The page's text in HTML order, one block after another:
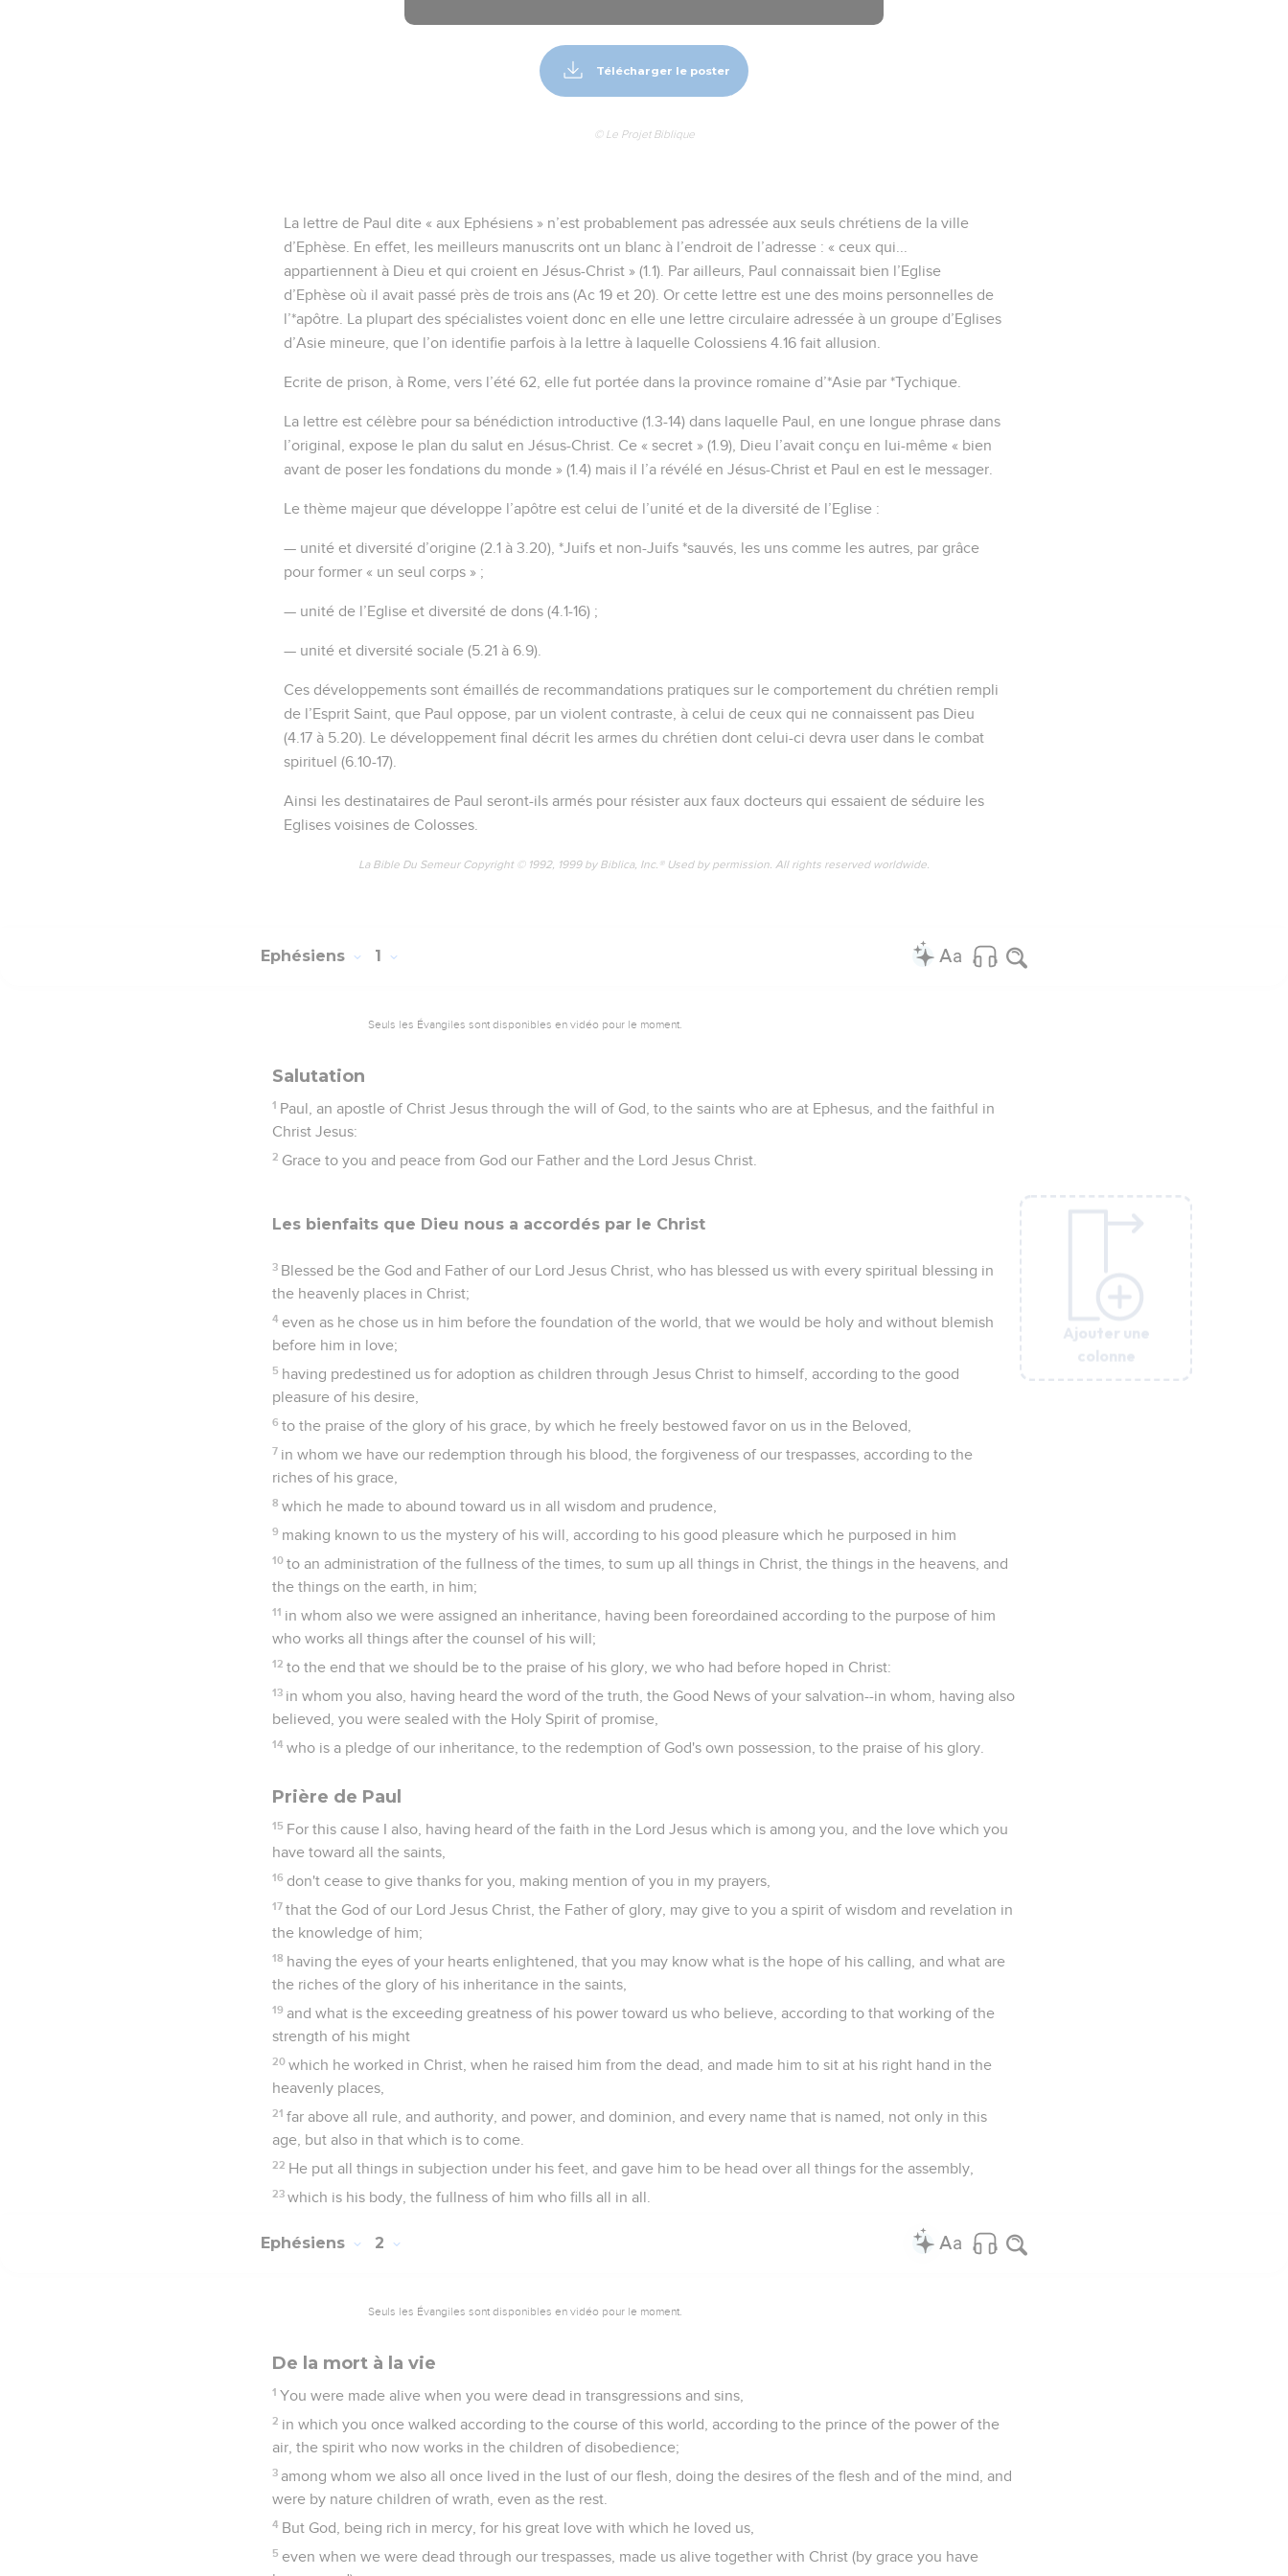
Ajouter une
colonne
Télécharger le poster
© Le Projet Biblique
La lettre de Paul dite « aux Ephésiens » n’est probablement pas adressée aux seuls chrétiens de la ville
d’Ephèse. En effet, les meilleurs manuscrits ont un blanc à l’endroit de l’adresse : « ceux qui...
appartiennent à Dieu et qui croient en Jésus-Christ » (1.1). Par ailleurs, Paul connaissait bien l’Eglise
d’Ephèse où il avait passé près de trois ans (Ac 19 et 20). Or cette lettre est une des moins personnelles de
l’*apôtre. La plupart des spécialistes voient donc en elle une lettre circulaire adressée à un groupe d’Eglises
d’Asie mineure, que l’on identifie parfois à la lettre à laquelle Colossiens 4.16 fait allusion.
Ecrite de prison, à Rome, vers l’été 62, elle fut portée dans la province romaine d’*Asie par *Tychique.
La lettre est célèbre pour sa bénédiction introductive (1.3-14) dans laquelle Paul, en une longue phrase dans
l’original, expose le plan du salut en Jésus-Christ. Ce « secret » (1.9), Dieu l’avait conçu en lui-même « bien
avant de poser les fondations du monde » (1.4) mais il l’a révélé en Jésus-Christ et Paul en est le messager.
Le thème majeur que développe l’apôtre est celui de l’unité et de la diversité de l’Eglise :
— unité et diversité d’origine (2.1 à 3.20), *Juifs et non-Juifs *sauvés, les uns comme les autres, par grâce
pour former « un seul corps » ;
— unité de l’Eglise et diversité de dons (4.1-16) ;
— unité et diversité sociale (5.21 à 6.9).
Ces développements sont émaillés de recommandations pratiques sur le comportement du chrétien rempli
de l’Esprit Saint, que Paul oppose, par un violent contraste, à celui de ceux qui ne connaissent pas Dieu
(4.17 à 5.20). Le développement final décrit les armes du chrétien dont celui-ci devra user dans le combat
spirituel (6.10-17).
Ainsi les destinataires de Paul seront-ils armés pour résister aux faux docteurs qui essaient de séduire les
Eglises voisines de Colosses.
La Bible Du Semeur Copyright © 1992, 1999 by Biblica, Inc.® Used by permission. All rights reserved worldwide.
Ephésiens 1
Seuls les Évangiles sont disponibles en vidéo pour le moment.
Salutation
1 Paul, an apostle of Christ Jesus through the will of God, to the saints who are at Ephesus, and the faithful in
Christ Jesus:
2 Grace to you and peace from God our Father and the Lord Jesus Christ.
Les bienfaits que Dieu nous a accordés par le Christ
3 Blessed be the God and Father of our Lord Jesus Christ, who has blessed us with every spiritual blessing in
the heavenly places in Christ;
4 even as he chose us in him before the foundation of the world, that we would be holy and without blemish
before him in love;
5 having predestined us for adoption as children through Jesus Christ to himself, according to the good
pleasure of his desire,
6 to the praise of the glory of his grace, by which he freely bestowed favor on us in the Beloved,
7 in whom we have our redemption through his blood, the forgiveness of our trespasses, according to the
riches of his grace,
8 which he made to abound toward us in all wisdom and prudence,
9 making known to us the mystery of his will, according to his good pleasure which he purposed in him
10 to an administration of the fullness of the times, to sum up all things in Christ, the things in the heavens, and
the things on the earth, in him;
11 in whom also we were assigned an inheritance, having been foreordained according to the purpose of him
who works all things after the counsel of his will;
12 to the end that we should be to the praise of his glory, we who had before hoped in Christ:
13 in whom you also, having heard the word of the truth, the Good News of your salvation--in whom, having also
believed, you were sealed with the Holy Spirit of promise,
14 who is a pledge of our inheritance, to the redemption of God's own possession, to the praise of his glory.
Prière de Paul
15 For this cause I also, having heard of the faith in the Lord Jesus which is among you, and the love which you
have toward all the saints,
16 don't cease to give thanks for you, making mention of you in my prayers,
17 that the God of our Lord Jesus Christ, the Father of glory, may give to you a spirit of wisdom and revelation in
the knowledge of him;
18 having the eyes of your hearts enlightened, that you may know what is the hope of his calling, and what are
the riches of the glory of his inheritance in the saints,
19 and what is the exceeding greatness of his power toward us who believe, according to that working of the
strength of his might
20 which he worked in Christ, when he raised him from the dead, and made him to sit at his right hand in the
heavenly places,
21 far above all rule, and authority, and power, and dominion, and every name that is named, not only in this
age, but also in that which is to come.
22 He put all things in subjection under his feet, and gave him to be head over all things for the assembly,
23 which is his body, the fullness of him who fills all in all.
Ajouter une
colonne
Ephésiens 2
Seuls les Évangiles sont disponibles en vidéo pour le moment.
De la mort à la vie
1 You were made alive when you were dead in transgressions and sins,
2 in which you once walked according to the course of this world, according to the prince of the power of the
air, the spirit who now works in the children of disobedience;
3 among whom we also all once lived in the lust of our flesh, doing the desires of the flesh and of the mind, and
were by nature children of wrath, even as the rest.
4 But God, being rich in mercy, for his great love with which he loved us,
5 even when we were dead through our trespasses, made us alive together with Christ (by grace you have
Ajouter une
colonne
Ajouter une
colonne
Ajouter une
colonne
Ajouter une
colonne